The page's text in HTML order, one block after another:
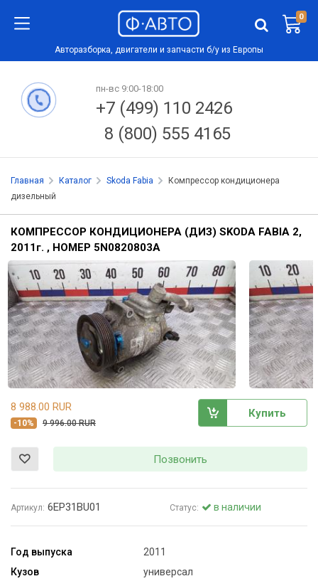
0
Авторазборка, двигатели и запчасти б/у из Европы
пн-вс 9:00-18:00
+7 (499) 110 2426
8 (800) 555 4165
Главная Каталог Skoda Fabia
Компрессор кондиционера
дизельный
КОМПРЕССОР КОНДИЦИОНЕРА (ДИЗ) SKODA FABIA 2,
2011г. , НОМЕР 5N0820803A
8 988.00 RUR
-10% 9 996.00 RUR
Купить
Позвонить
Артикул: 6EP31BU01 Статус: в наличии
Год выпуска
2011
Кузов
универсал